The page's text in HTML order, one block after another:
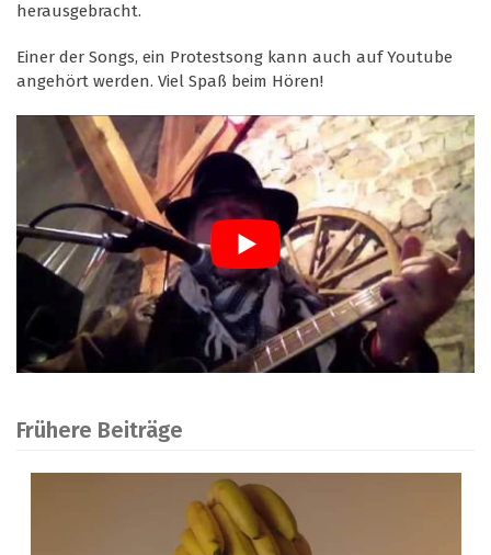
herausgebracht.
Einer der Songs, ein Protestsong kann auch auf Youtube
angehört werden. Viel Spaß beim Hören!
Frühere Beiträge